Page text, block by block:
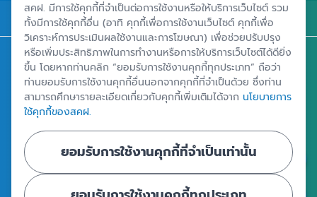
ติดต่อ สคฝ.
สถาบันคุ้มครองเงินฝาก
อาคารเอสเจ อินฟินิท วัน บิสซิเนสคอมเพล็กซ์ ชั้น 25 - 27 เลขที่ 349
ถนนวิภาวดีรังสิต แขวงจอมพล เขตจตุจักร กรุงเทพฯ 10900
ศูนย์ข้อมูลคุ้มครองเงินฝาก
สคฝ. มีการใช้คุกกี้ที่จำเป็นต่อการใช้งานหรือให้บริการเว็บไซต์ รวม
ทั้งมีการใช้คุกกี้อื่น (อาทิ คุกกี้เพื่อการใช้งานเว็บไซต์ คุกกี้เพื่อ
วิเคราะห์การประเมินผลใช้งานและการโฆษณา) เพื่อช่วยปรับปรุง
หรือเพิ่มประสิทธิภาพในการทำงานหรือการให้บริการเว็บไซต์ได้ดียิ่ง
ขึ้น โดยหากท่านคลิก “ยอมรับการใช้งานคุกกี้ทุกประเภท” ถือว่า
ท่านยอมรับการใช้งานคุกกี้อื่นนอกจากคุกกี้ที่จำเป็นด้วย ซึ่งท่าน
สามารถศึกษารายละเอียดเกี่ยวกับคุกกี้เพิ่มเติมได้จาก นโยบายการ
ใช้คุกกี้ของสคฝ.
ยอมรับการใช้งานคุกกี้ที่จำเป็นเท่านั้น